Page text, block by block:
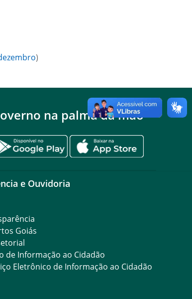
)
na palma da mão
e Ouvidoria
Goiás
de Informação ao Cidadão
Eletrônico de Informação ao Cidadão